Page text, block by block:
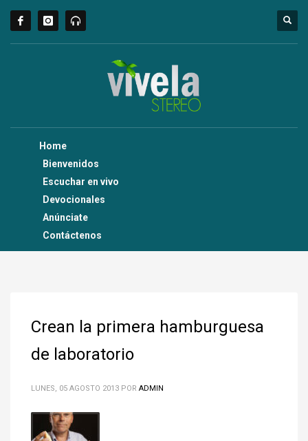
Home
Bienvenidos
Escuchar en vivo
Devocionales
Anúnciate
Contáctenos
Crean la primera hamburguesa
de laboratorio
LUNES, 05 AGOSTO 2013 POR ADMIN